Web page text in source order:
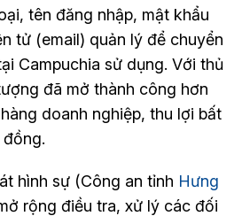
tên đăng nhập, mật khẩu
tử (email) quản lý để chuyển
Campuchia sử dụng. Với thủ
đã mở thành công hơn
doanh nghiệp, thu lợi bất
hình sự (Công an tỉnh Hưng
rộng điều tra, xử lý các đối